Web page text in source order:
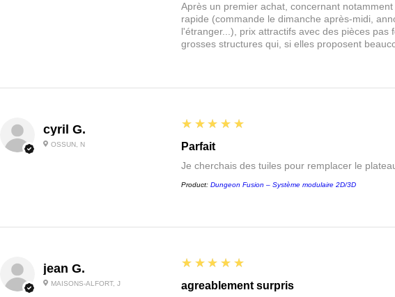
Après un premier achat, concernant
rapide (commande le dimanche après-midi,
l'étranger...), prix attractifs avec des pièces
grosses structures qui, si elles proposent
cyril G.
OSSUN, N
5
★★★★★
Parfait
Je cherchais des tuiles pour remplacer le
Product: Dungeon Fusion – Système modulaire 2D/3D
jean G.
MAISONS-ALFORT, J
5
★★★★★
agreablement surpris